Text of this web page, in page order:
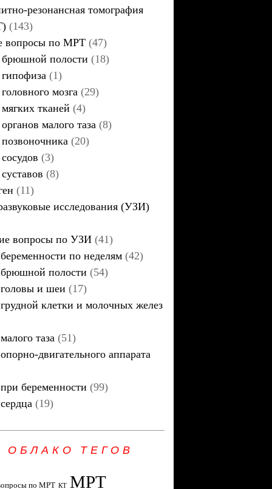
резонансная томография
(143)
вопросы по МРТ (47)
полости (18)
(1)
мозга (29)
тканей (4)
малого таза (8)
(20)
(3)
(8)
(11)
исследования (УЗИ)
вопросы по УЗИ (41)
по неделям (42)
полости (54)
и шеи (17)
клетки и молочных желез
таза (51)
двигательного аппарата
беременности (99)
(19)
ОБЛАКО ТЕГОВ
по МРТ КТ МРТ